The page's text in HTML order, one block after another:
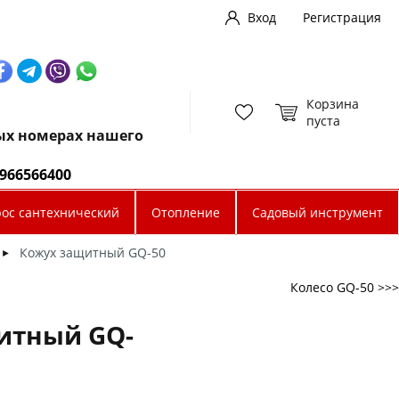
Вход
Регистрация
номерах нашего
Корзина
пуста
сантехнический Отопление Садовый инструмент
► Кожух защитный GQ-50
Колесо GQ-50 >>>
GQ-